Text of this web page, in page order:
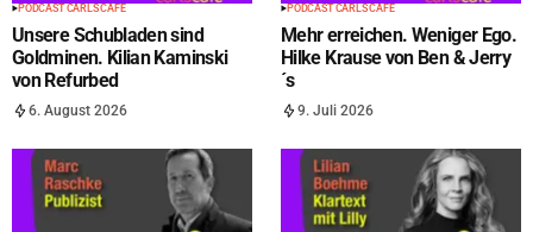
PODCAST CARLS CAFÉ
Unsere Schubladen sind
Goldminen. Kilian Kaminski
von Refurbed
6. August 2026
PODCAST CARLS CAFÉ
Mehr erreichen. Weniger Ego.
Hilke Krause von Ben & Jerry
´s
9. Juli 2026